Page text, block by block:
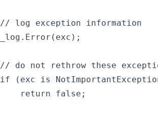
// log exception information
// do not rethrow these
if (exc is
return false